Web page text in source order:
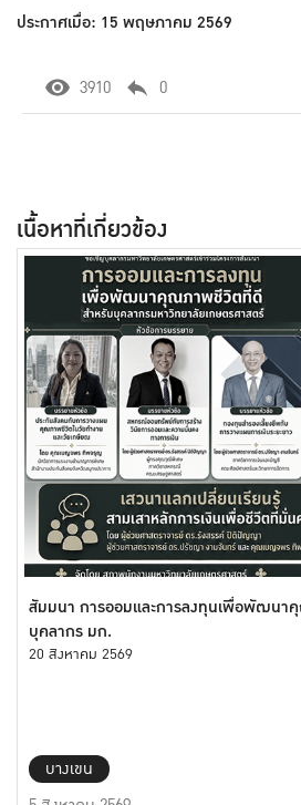
ประกาศเมื่อ: 15 พฤษภาคม 2569
3910 0
เนื้อหาที่เกี่ยวข้อง
สัมมนา การออมและการลงทุนเพื่อพัฒน
บุคลากร มก.
20 สิงหาคม 2569
บางเขน